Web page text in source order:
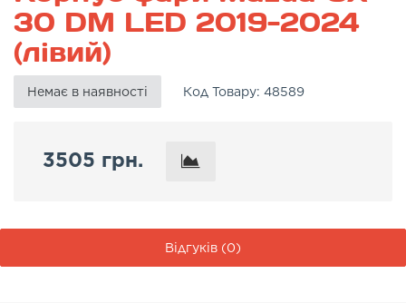
30 DM LED 2019-2024
(лівий)
Немає в наявності Код Товару: 48589
3505 грн.
Відгуків (0)